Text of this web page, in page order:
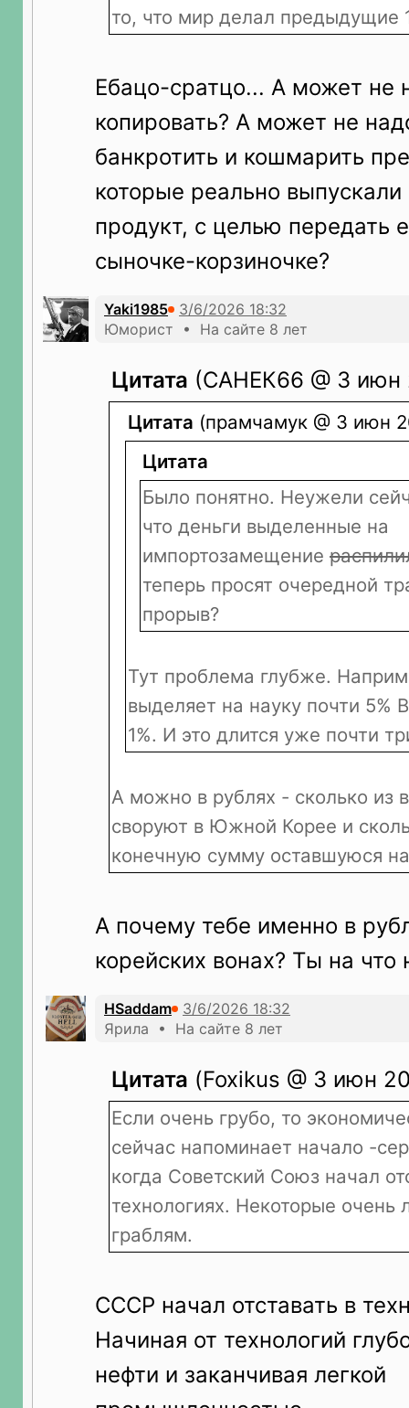
то, что мир делал предыдущие
Ебацо-сратцо... А может не
копировать? А может не
банкротить и кошмарить
которые реально
продукт, с целью передать
сыночке-корзиночке?
Yaki1985
Юморист • На сайте 8 лет
Цитата (САНЕК66 @ 3 июн
Цитата (прамчамук @ 3 июн
Цитата
Было понятно. Неужели
что деньги выделенные на
импортозамещение
теперь просят очередной
прорыв?
Тут проблема глубже.
выделяет на науку почти 5%
1%. И это длится уже почти
А можно в рублях - сколько из
своруют в Южной Корее и
конечную сумму оставшуюся
А почему тебе именно в
корейских вонах? Ты на
HSaddam
Ярила • На сайте 8 лет
Цитата (Foxikus @ 3 июн
Если очень грубо, то
сейчас напоминает начало -
когда Советский Союз начал
технологиях. Некоторые очень
граблям.
СССР начал отставать в
Начиная от технологий
нефти и заканчивая легкой